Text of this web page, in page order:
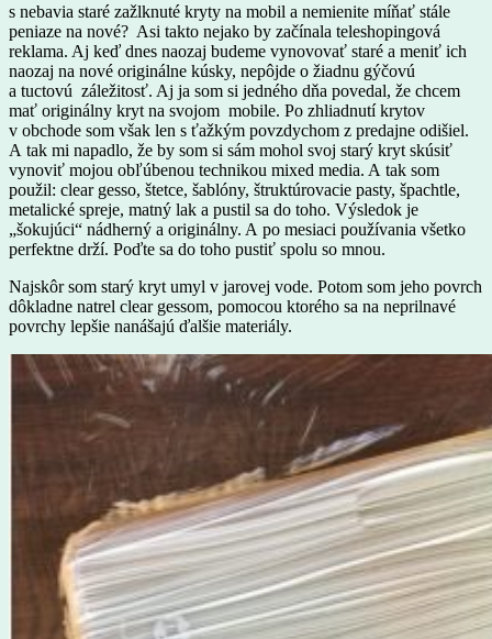
s nebavia staré zažlknuté kryty na mobil a nemienite míňať stále
peniaze na nové? Asi takto nejako by začínala teleshopingová
reklama. Aj keď dnes naozaj budeme vynovovať staré a meniť ich
naozaj na nové originálne kúsky, nepôjde o žiadnu gýčovú
a tuctovú záležitosť. Aj ja som si jedného dňa povedal, že chcem
mať originálny kryt na svojom mobile. Po zhliadnutí krytov
v obchode som však len s ťažkým povzdychom z predajne odišiel.
A tak mi napadlo, že by som si sám mohol svoj starý kryt skúsiť
vynoviť mojou obľúbenou technikou mixed media. A tak som
použil: clear gesso, štetce, šablóny, štruktúrovacie pasty, špachtle,
metalické spreje, matný lak a pustil sa do toho. Výsledok je
„šokujúci“ nádherný a originálny. A po mesiaci používania všetko
perfektne drží. Poďte sa do toho pustiť spolu so mnou.
Najskôr som starý kryt umyl v jarovej vode. Potom som jeho povrch
dôkladne natrel clear gessom, pomocou ktorého sa na neprilnavé
povrchy lepšie nanášajú ďalšie materiály.